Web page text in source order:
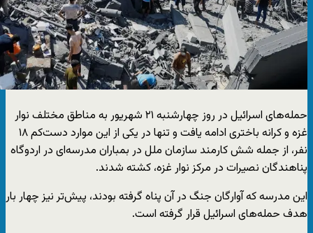
حمله‌های اسرائیل در روز چهارشنبه ۲۱ شهریور به مناطق مختلف نوار
غزه و کرانه باختری ادامه یافت و تنها در یکی از این موارد دست‌کم ۱۸
نفر، از جمله شش کارمند سازمان ملل در بمباران مدرسه‌ای در اردوگاه
پناهندگان نصیرات در مرکز نوار غزه، کشته شدند.
این مدرسه که آوارگان جنگ در آن پناه گرفته بودند، پیش‌تر نیز چهار بار
هدف حمله‌های اسرائیل قرار گرفته است.